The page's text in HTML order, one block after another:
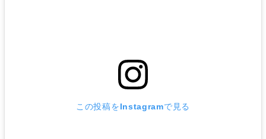
この投稿をInstagramで見る